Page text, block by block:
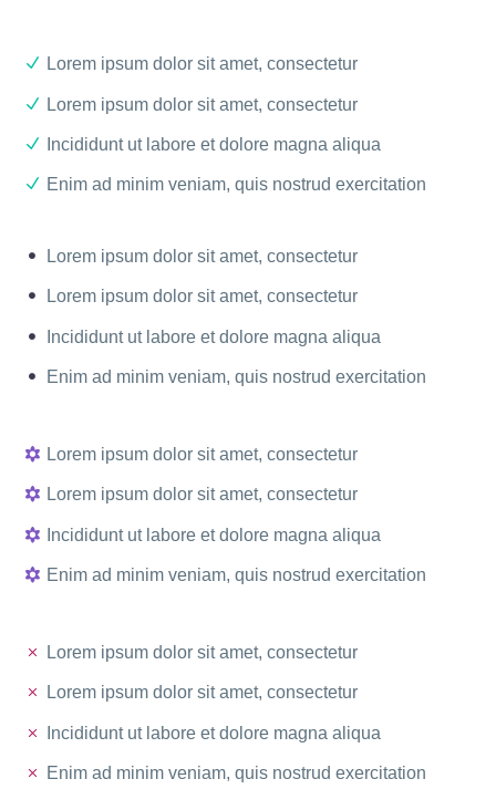
Lorem ipsum dolor sit amet, consectetur
Lorem ipsum dolor sit amet, consectetur
Incididunt ut labore et dolore magna aliqua
Enim ad minim veniam, quis nostrud exercitation
Lorem ipsum dolor sit amet, consectetur
Lorem ipsum dolor sit amet, consectetur
Incididunt ut labore et dolore magna aliqua
Enim ad minim veniam, quis nostrud exercitation
Lorem ipsum dolor sit amet, consectetur
Lorem ipsum dolor sit amet, consectetur
Incididunt ut labore et dolore magna aliqua
Enim ad minim veniam, quis nostrud exercitation
Lorem ipsum dolor sit amet, consectetur
Lorem ipsum dolor sit amet, consectetur
Incididunt ut labore et dolore magna aliqua
Enim ad minim veniam, quis nostrud exercitation